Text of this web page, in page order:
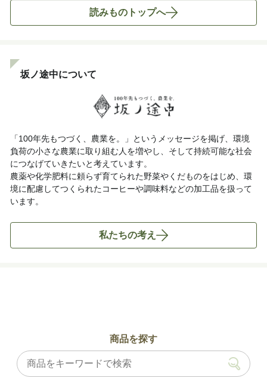
読みものトップへ
坂ノ途中について
「100年先もつづく、農業を。」というメッセージを掲げ、環境
負荷の小さな農業に取り組む人を増やし、そして持続可能な社会
につなげていきたいと考えています。
農薬や化学肥料に頼らず育てられた野菜やくだものをはじめ、環
境に配慮してつくられたコーヒーや調味料などの加工品を扱って
います。
私たちの考え
商品を探す